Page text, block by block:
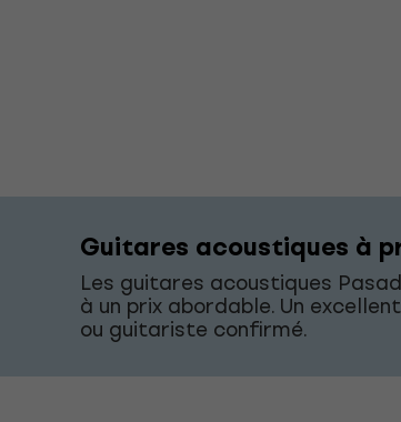
Guitares acoustiques à
Les guitares acoustiques
à un prix abordable. Un
ou guitariste confirmé.